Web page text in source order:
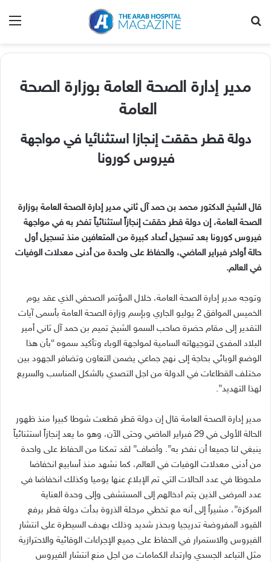
‬العامة‭ ‬‬
دولة قطر حققت إنجازا استثنائيا في مواجهة
فيروس كورونا
قال الشيخ الدكتور محمد بن حمد آل ثاني مدير إدارة الصحة العامة بوزارة
الصحة العامة، إن دولة قطر حققت إنجازاً استثنائياً تفخر به في مواجهة
فيروس كورونا بعد تسجيل أعداد كبيرة من المتعافين منذ تسجيل أول
حالة أواخر فبراير الماضي، والحفاظ على واحدة من أدنى معدلات الوفيات
في العالم.
وتوجه مدير إدارة الصحة العامة، خلال المؤتمر الصحفي الذي عقد يوم
الخميس الموافق 2 يوليو الجاري وبإسم وزارة الصحة العامة بأسمى آيات
التقدير إلى مقام حضرة صاحب السمو الشيخ تميم بن حمد آل ثاني أمير
البلاد المفدى لتوجيهاته السامية لمواجهة الوباء وتأكيد سموه “بأن هذا
الوضع الوبائي بحاجة إلى نهج جماعي يضمن التعاون وتضافر الجهود بين
مختلف القطاعات في الدولة من اجل التصدي بالشكل المناسب والسريع
لهذا التهديد”.
مدير إدارة الصحة العامة قال إن دولة قطر قطعت شوطا كبيرا منذ ظهور
الحالة الأولى في 29 فبراير الماضي وحتى الآن، وهو ما يعد إنجازاً استثنائياً
ينبغي لنا جميعا أن نفخر به”. وأضاف” لقد تمكنا من الحفاظ على واحدة
من أدنى معدلات الوفيات في العالم، كما نشهد منذ أسابيع انخفاضا
ملحوظا في عدد الحالات التي تم الإبلاغ عنها يوميا وكذلك انخفاضا في
عدد المرضى الذين يتم ادخالهم إلى المستشفى وإلى وحدة العناية
المركزة”، مشيراً إلى أنه مع تخطي مرحلة الذروة بدأت دولة قطر برفع
القيود المفروضة تدريجيا وبحذر شديد وذلك بهدف السيطرة على انتشار
الفيروس والاستمرار في الحفاظ على جميع الإجراءات الوقائية والاحترازية
مثل التباعد الجسدي وارتداء الكمامات من اجل منع انتشار الفيروس